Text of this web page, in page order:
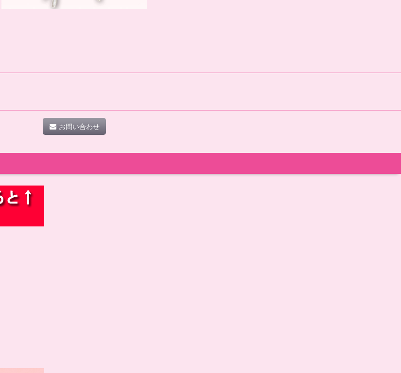
お問い合わせ